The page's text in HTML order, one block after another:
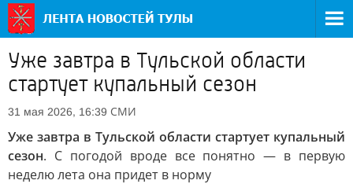
Уже завтра в Тульской области
стартует купальный сезон
31 мая 2026, 16:39 СМИ
Уже завтра в Тульской области стартует купальный
сезон. С погодой вроде все понятно — в первую
неделю лета она придет в норму